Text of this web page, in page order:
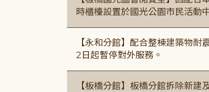
時櫃檯設置於國光公園市民活動
【永和分館】配合整棟建築物耐
2日起暫停對外服務。
【板橋分館】板橋分館拆除新建